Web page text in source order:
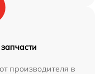
производителя в